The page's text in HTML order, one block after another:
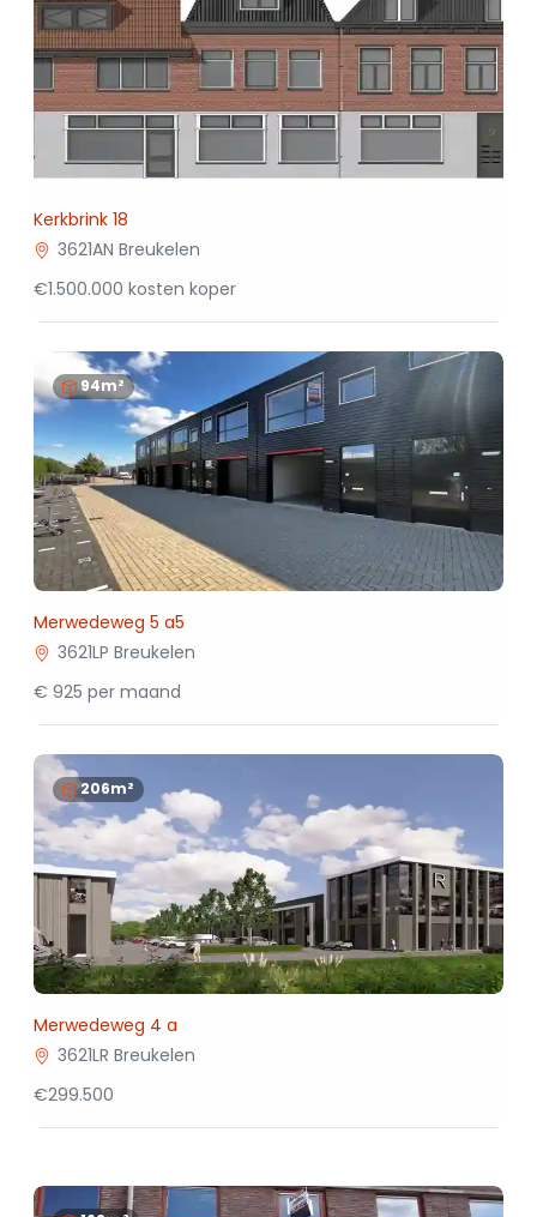
Kerkbrink 18
3621AN Breukelen
€1.500.000 kosten koper
94m²
Merwedeweg 5 a5
3621LP Breukelen
€ 925 per maand
206m²
Merwedeweg 4 a
3621LR Breukelen
€299.500